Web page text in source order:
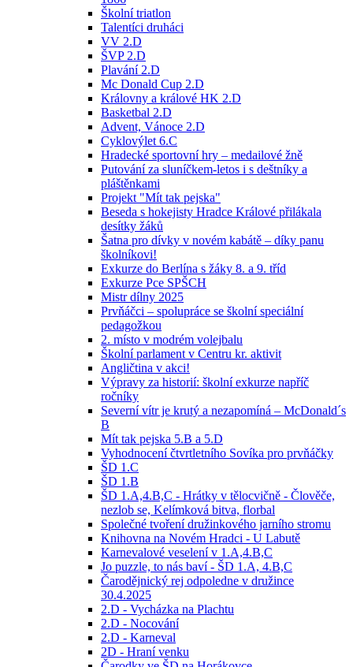
Školní triatlon
Talentíci druháci
VV 2.D
ŠVP 2.D
Plavání 2.D
Mc Donald Cup 2.D
Královny a králové HK 2.D
Basketbal 2.D
Advent, Vánoce 2.D
Cyklovýlet 6.C
Hradecké sportovní hry – medailové žně
Putování za sluníčkem-letos i s deštníky a
pláštěnkami
Projekt "Mít tak pejska"
Beseda s hokejisty Hradce Králové přilákala
desítky žáků
Šatna pro dívky v novém kabátě – díky panu
školníkovi!
Exkurze do Berlína s žáky 8. a 9. tříd
Exkurze Pce SPŠCH
Mistr dílny 2025
Prvňáčci – spolupráce se školní speciální
pedagožkou
2. místo v modrém volejbalu
Školní parlament v Centru kr. aktivit
Angličtina v akci!
Výpravy za historií: školní exkurze napříč
ročníky
Severní vítr je krutý a nezapomíná – McDonald´s
B
Mít tak pejska 5.B a 5.D
Vyhodnocení čtvrtletního Sovíka pro prvňáčky
ŠD 1.C
ŠD 1.B
ŠD 1.A,4.B,C - Hrátky v tělocvičně - Člověče,
nezlob se, Kelímková bitva, florbal
Společné tvoření družinkového jarního stromu
Knihovna na Novém Hradci - U Labutě
Karnevalové veselení v 1.A,4.B,C
Jo puzzle, to nás baví - ŠD 1.A, 4.B,C
Čarodějnický rej odpoledne v družince
30.4.2025
2.D - Vycházka na Plachtu
2.D - Nocování
2.D - Karneval
2D - Hraní venku